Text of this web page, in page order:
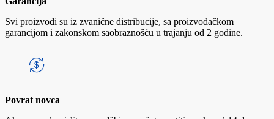
Svi proizvodi su iz zvanične distribucije, sa proizvođačkom
garancijom i zakonskom saobraznošću u trajanju od 2 godine.
Povrat novca